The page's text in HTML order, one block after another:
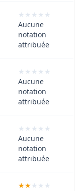
Aucune
notation
attribuée
Aucune
notation
attribuée
Aucune
notation
attribuée